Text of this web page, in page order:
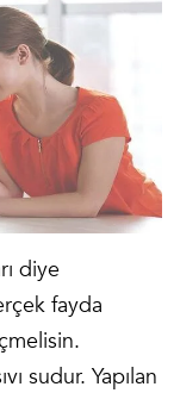
diye
fayda
sudur. Yapılan